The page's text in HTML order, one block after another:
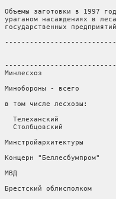
Объемы заготовки в 1997
ураганом насаждениях в
государственных
Минлесхоз
Минобороны - всего
в том числе лесхозы:
Телеханский
Столбцовский
Концерн
МВД
Брестский